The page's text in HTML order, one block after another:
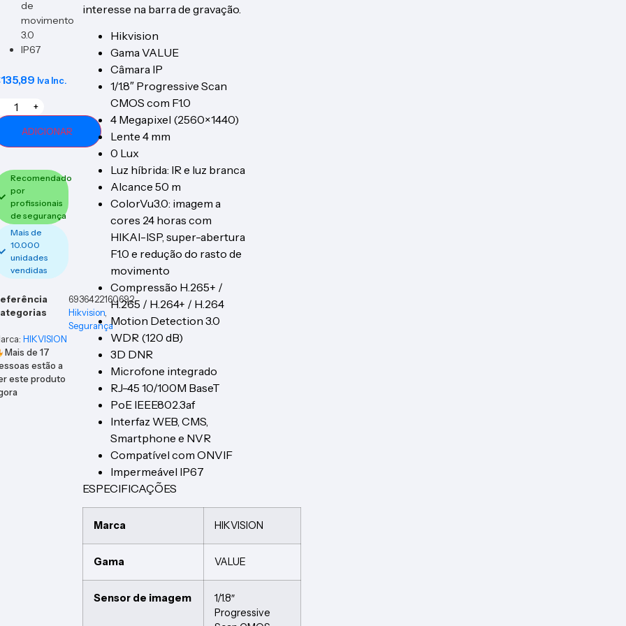
de
movimento
3.0
IP67
135,89 Iva Inc.
+
ADICIONAR
Recomendado
por
profissionais
de segurança
Mais de
10.000
unidades
vendidas
6936422160692
Hikvision,
Segurança
HIKVISION
Mais de17
estão a
este produto
interesse na barra de gravação.
Hikvision
Gama VALUE
Câmara IP
1/1.8″ Progressive Scan
CMOS com F1.0
4 Megapixel (2560×1440)
Lente 4 mm
0 Lux
Luz híbrida: IR e luz branca
Alcance 50 m
ColorVu3.0: imagem a
cores 24 horas com
HIKAI-ISP, super-abertura
F1.0 e redução do rasto de
movimento
Compressão H.265+ /
H.265 / H.264+ / H.264
Motion Detection 3.0
WDR (120 dB)
3D DNR
Microfone integrado
RJ-45 10/100M BaseT
PoE IEEE802.3af
Interfaz WEB, CMS,
Smartphone e NVR
Compatível com ONVIF
Impermeável IP67
ESPECIFICAÇÕES
Marca HIKVISION
Gama VALUE
Sensor de imagem
1/1.8″
Progressive